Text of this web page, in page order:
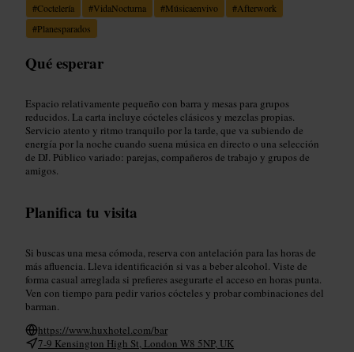
#Coctelería #VidaNocturna #Músicaenvivo #Afterwork
#Planesparados
Qué esperar
Espacio relativamente pequeño con barra y mesas para grupos
reducidos. La carta incluye cócteles clásicos y mezclas propias.
Servicio atento y ritmo tranquilo por la tarde, que va subiendo de
energía por la noche cuando suena música en directo o una selección
de DJ. Público variado: parejas, compañeros de trabajo y grupos de
amigos.
Planifica tu visita
Si buscas una mesa cómoda, reserva con antelación para las horas de
más afluencia. Lleva identificación si vas a beber alcohol. Viste de
forma casual arreglada si prefieres asegurarte el acceso en horas punta.
Ven con tiempo para pedir varios cócteles y probar combinaciones del
barman.
https://www.huxhotel.com/bar
7-9 Kensington High St, London W8 5NP, UK